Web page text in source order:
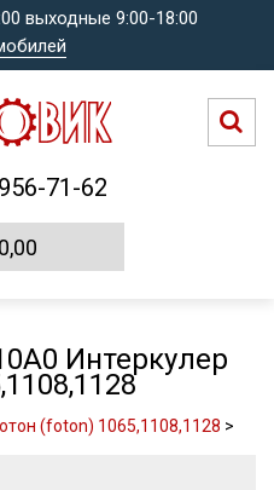
выходные 9:00-18:00
71-62
Интеркулер
(foton) 1065,1108,1128 >